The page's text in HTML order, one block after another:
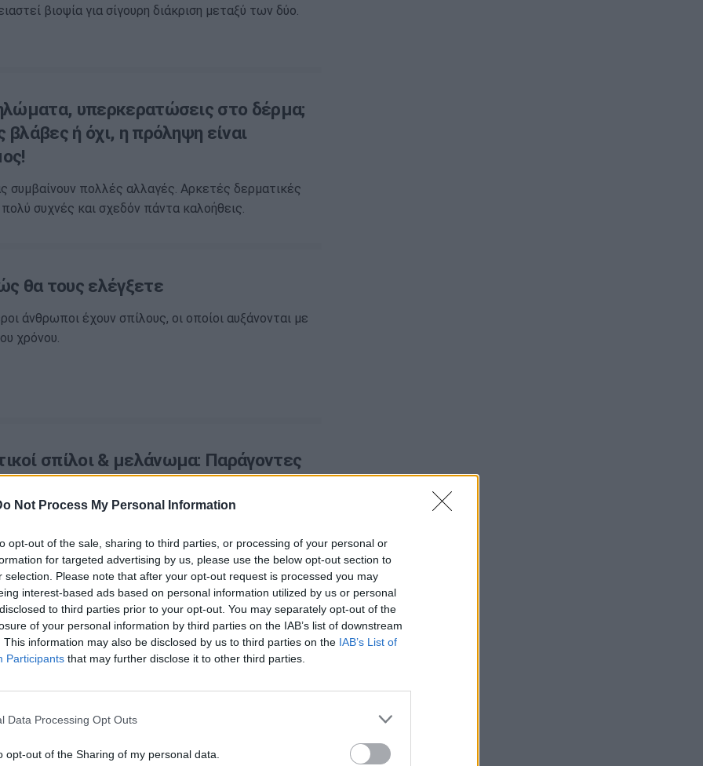
Not Process My Personal Information
opt-out of the sale, sharing to third parties, or processing of your personal or
for targeted advertising by us, please use the below opt-out section to
selection. Please note that after your opt-out request is processed you may
interest-based ads based on personal information utilized by us or personal
to third parties prior to your opt-out. You may separately opt-out of the
of your personal information by third parties on the IAB’s list of downstream
This information may also be disclosed by us to third parties on the IAB’s List of
Participants that may further disclose it to other third parties.
Data Processing Opt Outs
opt-out of the Sharing of my personal data.
βιοψία για σίγουρη διάκριση μεταξύ των δύο.
υπερκερατώσεις στο δέρμα;
βλάβες ή όχι, η πρόληψη είναι
συμβαίνουν πολλές αλλαγές. Αρκετές δερματικές
πολύ συχνές και σχεδόν πάντα καλοήθεις.
θα τους ελέγξετε
άνθρωποι έχουν σπίλους, οι οποίοι αυξάνονται με
χρόνου.
σπίλοι & μελάνωμα: Παράγοντες
ανθρώπους, με πάνω από 100 δυσπλαστικούς
πρέπει να αφαιρούνται;
σπίλων είναι ιδιαίτερα συχνή, καθώς σχεδόν όλοι οι